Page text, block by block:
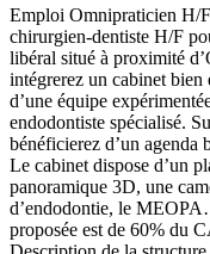
Emploi Omnipraticien H/
chirurgien-dentiste H/F
libéral situé à proximité
intégrerez un cabinet
d’une équipe
endodontiste spécialisé.
bénéficierez d’un agenda
Le cabinet dispose d’un
panoramique 3D, une
d’endodontie, le
proposée est de 60% du